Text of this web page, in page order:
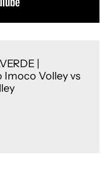
|
Imoco Volley vs